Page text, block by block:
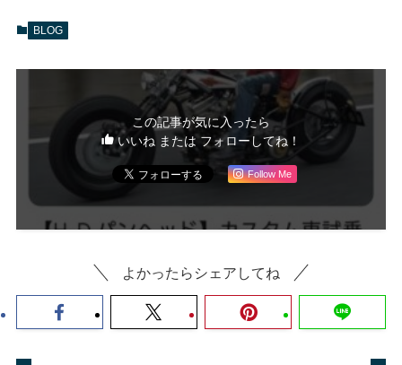
BLOG
この記事が気に入ったら
いいね または フォローしてね！
Follow Me
よかったらシェアしてね